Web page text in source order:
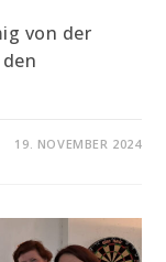
von der
19. NOVEMBER 2024